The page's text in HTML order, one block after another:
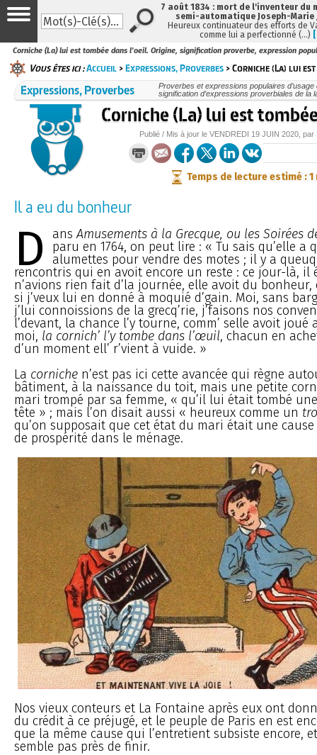
Corniche (La) lui est tombée dans l'oeil. Origine, signification proverbe, expression
Vous êtes ici :Accueil >Expressions, Proverbes > Corniche (La) lui
Expressions, Proverbes
Proverbes et expressions populaires d’usage
signification d’expressions proverbiales de la
Corniche (La) lui est
Publié / Mis à jour le VENDREDI 19 JUIN 2020 , par
Temps de lecture estimé : 1
Il a eu du bonheur
D ansAmusements à la Grecque, ou les Soirées
paru en 1764, on peut lire : « Tu sais qu’elle a
alumettes pour vendre des motes ; il y a
rencontris qui en avoit encore un reste : ce jour-là, il
n’avions rien fait d’la journée, elle avoit du bonheur,
si j’veux lui en donné à moquié d’gain. Moi, sans
j’lui connoissions de la grecq’rie, j’faisons nos
l’devant, la chance l’y tourne, comm’ selle avoit joué
moi, la cornich’ l’y tombe dans l’œuil, chacun en
d’un moment ell’ r’vient à vuide. »
La corniche n’est pas ici cette avancée qui règne
bâtiment, à la naissance du toit, mais une petite
mari trompé par sa femme, « qu’il lui était tombé
tête » ; mais l’on disait aussi « heureux comme un
qu’on supposait que cet état du mari était une
de prospérité dans le ménage.
Nos vieux conteurs et La Fontaine après eux ont
du crédit à ce préjugé, et le peuple de Paris en est
que la même cause qui l’entretient subsiste encore,
semble pas près de finir.
7 août 1834 : mort de l'inventeur du
semi-automatique Joseph-Marie
Heureux continuateur des efforts de
comme lui a perfectionné (…)